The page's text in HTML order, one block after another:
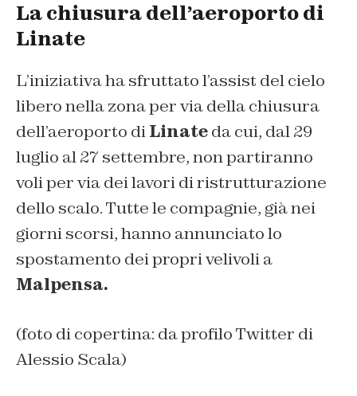
La chiusura dell’aeroporto di
Linate
L’iniziativa ha sfruttato l’assist del cielo
libero nella zona per via della chiusura
dell’aeroporto diLinateda cui, dal 29
luglio al 27 settembre, non partiranno
voli per via dei lavori di ristrutturazione
dello scalo. Tutte le compagnie, già nei
giorni scorsi, hanno annunciato lo
spostamento dei propri velivoli a
Malpensa.
(foto di copertina: da profilo Twitter di
Alessio Scala)